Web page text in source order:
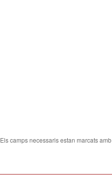
Els camps necessaris estan marcats amb